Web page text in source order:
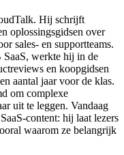
Hij schrijft
oplossingsgidsen over
sales- en supportteams.
SaaS, werkte hij in de
en koopgidsen
aantal jaar voor de klas.
om complexe
uit te leggen. Vandaag
content: hij laat lezers
waarom ze belangrijk